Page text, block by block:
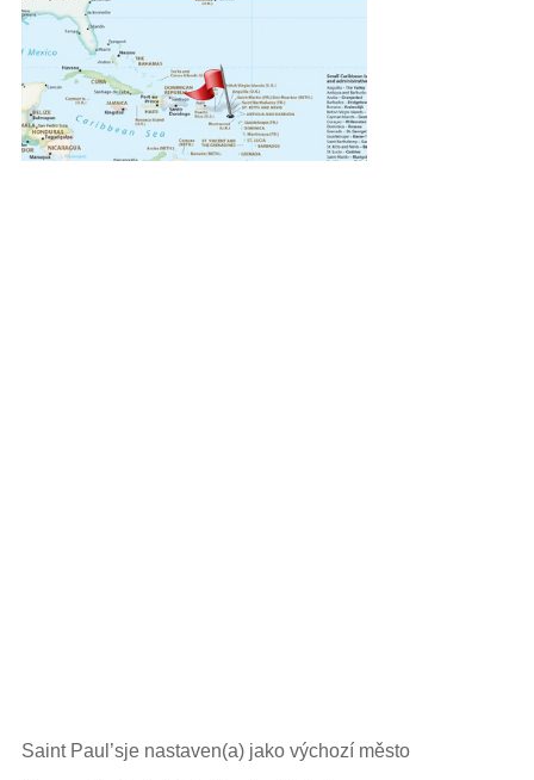
Saint Paul’sje nastaven(a) jako výchozí město